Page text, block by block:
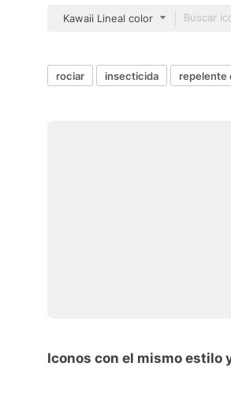
Kawaii Lineal color
rociar insecticida repelente
Iconos con el mismo estilo